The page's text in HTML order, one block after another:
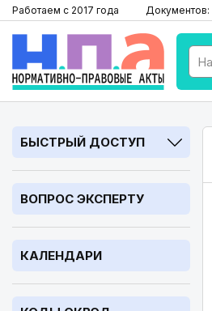
Работаем с 2017 года Документов:
БЫСТРЫЙ ДОСТУП
ВОПРОС ЭКСПЕРТУ
КАЛЕНДАРИ